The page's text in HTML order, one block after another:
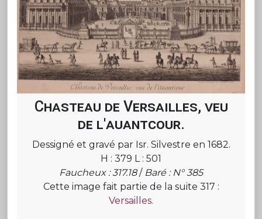
Chasteau de Versailles, veu
de l'auantcour.
Dessigné et gravé par Isr. Silvestre en 1682.
H : 379 L : 501
Faucheux : 317.18/ Baré : N° 385
Cette image fait partie de la suite 317 :
Versailles.